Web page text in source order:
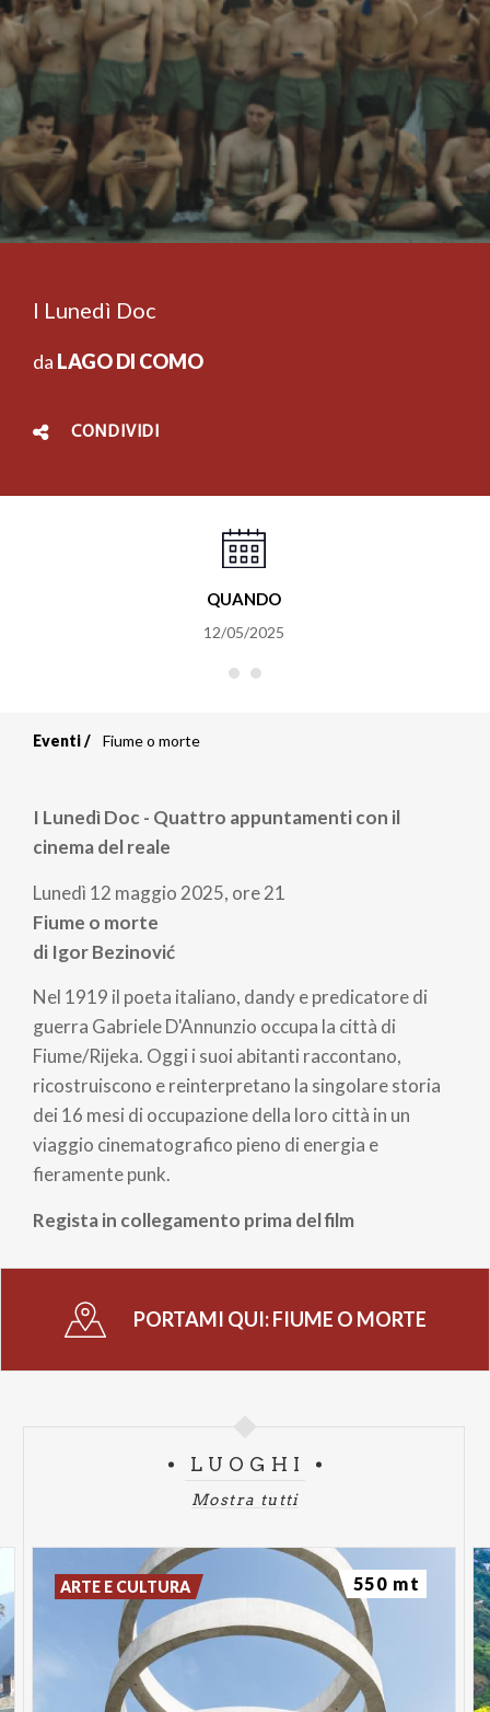
I Lunedì Doc
da LAGO DI COMO
CONDIVIDI
QUANDO
12/05/2025
di
pane
Eventi Fiume o morte
I Lunedì Doc - Quattro appuntamenti con il
cinema del reale
Lunedì 12 maggio 2025, ore 21
Fiume o morte
di Igor Bezinović
Nel 1919 il poeta italiano, dandy e predicatore di
guerra Gabriele D'Annunzio occupa la città di
Fiume/Rijeka. Oggi i suoi abitanti raccontano,
ricostruiscono e reinterpretano la singolare storia
dei 16 mesi di occupazione della loro città in un
viaggio cinematografico pieno di energia e
fieramente punk.
Regista in collegamento prima del film
PORTAMI QUI:FIUME O MORTE
LUOGHI
Mostra tutti
ARTE E CULTURA 550 mt